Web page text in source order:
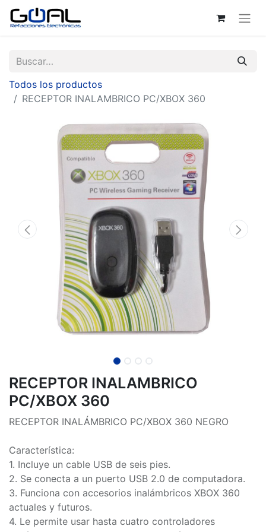
Todos los productos
RECEPTOR INALAMBRICO PC/XBOX 360
RECEPTOR INALAMBRICO
PC/XBOX 360
RECEPTOR INALÁMBRICO PC/XBOX 360 NEGRO
Característica:
1. Incluye un cable USB de seis pies.
2. Se conecta a un puerto USB 2.0 de computadora.
3. Funciona con accesorios inalámbricos XBOX 360
actuales y futuros.
4. Le permite usar hasta cuatro controladores